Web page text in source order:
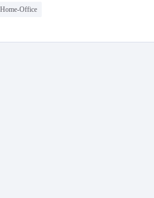
Home-Office